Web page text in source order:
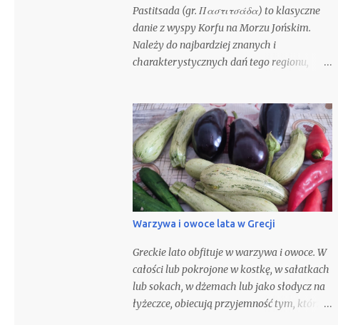
Pastitsada (gr. Παστιτσάδα) to klasyczne
danie z wyspy Korfu na Morzu Jońskim.
Należy do najbardziej znanych i
charakterystycznych dań tego regionu,
czerwonego wina. Oczywiście możecie
spróbować ją odtworzyć w domu. Nie jest to
zbyt trudne, gdyż składniki potrzebne do jej
przygotowania są ogólnie i łatwo dostępne.
Nie będę się spierać z opinią, że nic nie
Warzywa i owoce lata w Grecji
Greckie lato obfituje w warzywa i owoce. W
całości lub pokrojone w kostkę, w sałatkach
lub sokach, w dżemach lub jako słodycz na
łyżeczce, obiecują przyjemność tym, którzy